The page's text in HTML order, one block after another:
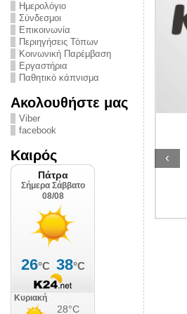
Ημερολόγιο
Σύνδεσμοι
Επικοινωνία
Περιηγήσεις Τόπων
Κοινωνική Παρέμβαση
Εργαστήρια
Παθητικό κάπνισμα
Ακολουθήστε μας
Viber
facebook
Καιρός
από την
την ημέρα
και
στο
2026
‹